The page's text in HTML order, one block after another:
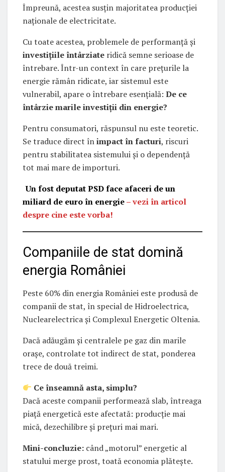
Împreună, acestea susțin majoritatea producției
naționale de electricitate.
Cu toate acestea, problemele de performanță și
investițiile întârziate ridică semne serioase de
întrebare. Într-un context în care prețurile la
energie rămân ridicate, iar sistemul este
vulnerabil, apare o întrebare esențială: De ce
întârzie marile investiții din energie?
Pentru consumatori, răspunsul nu este teoretic.
Se traduce direct înimpact în facturi, riscuri
pentru stabilitatea sistemului și o dependență
tot mai mare de importuri.
Un fost deputat PSD face afaceri de un
miliard de euro în energie– vezi în articol
despre cine este vorba!
Companiile de stat domină
energia României
Peste 60% din energia României este produsă de
companii de stat, în special de Hidroelectrica,
Nuclearelectrica și Complexul Energetic Oltenia.
Dacă adăugăm și centralele pe gaz din marile
orașe, controlate tot indirect de stat, ponderea
trece de două treimi.
Ce înseamnă asta, simplu?
Dacă aceste companii performează slab, întreaga
piață energetică este afectată: producție mai
mică, dezechilibre și prețuri mai mari.
Mini-concluzie: când „motorul” energetic al
statului merge prost, toată economia plătește.